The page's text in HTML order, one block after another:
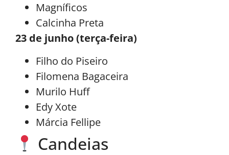
Magníficos
Calcinha Preta
23 de junho (terça-feira)
Filho do Piseiro
Filomena Bagaceira
Murilo Huff
Edy Xote
Márcia Fellipe
Candeias